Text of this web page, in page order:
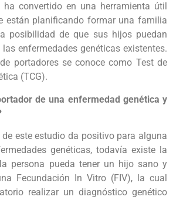
ha convertido en una herramienta útil
están planificando formar una familia
posibilidad de que sus hijos puedan
enfermedades genéticas existentes.
portadores se conoce como Test de
(TCG).
de una enfermedad genética y
este estudio da positivo para alguna
genéticas, todavía existe la
persona pueda tener un hijo sano y
Fecundación In Vitro (FIV), la cual
realizar un diagnóstico genético